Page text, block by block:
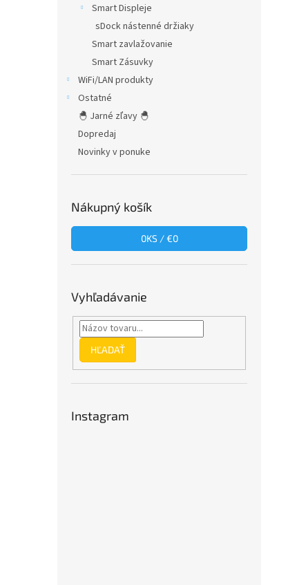
Smart Displeje
sDock nástenné držiaky
Smart zavlažovanie
Smart Zásuvky
WiFi/LAN produkty
Ostatné
🐣 Jarné zľavy 🐣
Dopredaj
Novinky v ponuke
Nákupný košík
0KS /€0
Vyhľadávanie
HĽADAŤ
Instagram